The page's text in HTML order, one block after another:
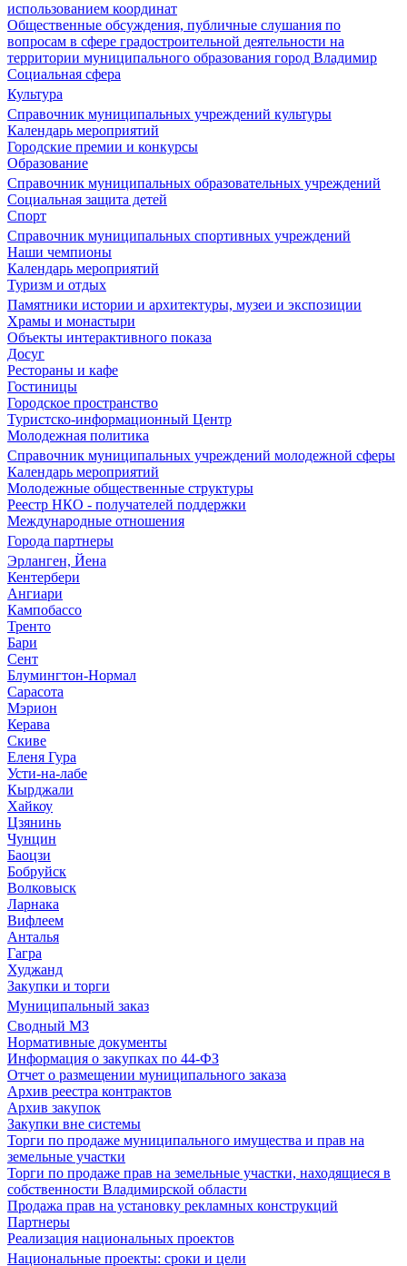
использованием координат
Общественные обсуждения, публичные слушания по
вопросам в сфере градостроительной деятельности на
территории муниципального образования город Владимир
Социальная сфера
Культура
Справочник муниципальных учреждений культуры
Календарь мероприятий
Городские премии и конкурсы
Образование
Справочник муниципальных образовательных учреждений
Социальная защита детей
Спорт
Справочник муниципальных спортивных учреждений
Наши чемпионы
Календарь мероприятий
Туризм и отдых
Памятники истории и архитектуры, музеи и экспозиции
Храмы и монастыри
Объекты интерактивного показа
Досуг
Рестораны и кафе
Гостиницы
Городское пространство
Туристско-информационный Центр
Молодежная политика
Справочник муниципальных учреждений молодежной сферы
Календарь мероприятий
Молодежные общественные структуры
Реестр НКО - получателей поддержки
Международные отношения
Города партнеры
Эрланген, Йена
Кентербери
Ангиари
Кампобассо
Тренто
Бари
Сент
Блумингтон-Нормал
Сарасота
Мэрион
Керава
Скиве
Еленя Гура
Усти-на-лабе
Кырджали
Хайкоу
Цзянинь
Чунцин
Баоцзи
Бобруйск
Волковыск
Ларнака
Вифлеем
Анталья
Гагра
Худжанд
Закупки и торги
Муниципальный заказ
Сводный МЗ
Нормативные документы
Информация о закупках по 44-ФЗ
Отчет о размещении муниципального заказа
Архив реестра контрактов
Архив закупок
Закупки вне системы
Торги по продаже муниципального имущества и прав на
земельные участки
Торги по продаже прав на земельные участки, находящиеся в
собственности Владимирской области
Продажа прав на установку рекламных конструкций
Партнеры
Реализация национальных проектов
Национальные проекты: сроки и цели